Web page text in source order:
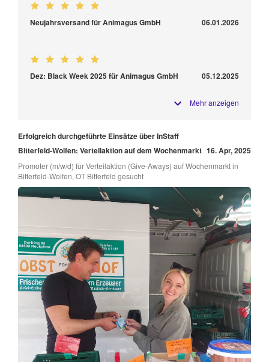
Neujahrsversand für Animagus GmbH 06.01.2026
Dez: Black Week 2025 für Animagus GmbH 05.12.2025
Mehr anzeigen
Erfolgreich durchgeführte Einsätze über InStaff
Bitterfeld-Wolfen: Verteilaktion auf dem Wochenmarkt 16. Apr, 2025
Promoter (m/w/d) für Verteilaktion (Give-Aways) auf Wochenmarkt in
Bitterfeld-Wolfen, OT Bitterfeld gesucht